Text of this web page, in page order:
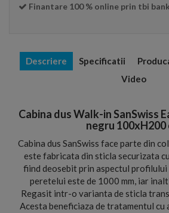
Finantare 100 % online prin tbi bank
Descriere Specificatii
Video
Cabina dus Walk-in SanSwiss
negru 100xH200
Cabina dus SanSwiss face parte din
este fabricata din sticla securizata
fiind deosebit prin aspectul profilului
peretelui este de 1000 mm, iar
Regasit intr-o varianta de sticla
Acesta beneficiaza de tratamentul cu